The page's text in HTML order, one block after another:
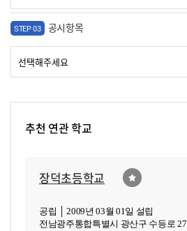
STEP 03 공시항목
추천 연관 학교
장덕초등학교
공립 │ 2009년 03월 01일 설립
전남광주통합특별시 광산구 수등로 27